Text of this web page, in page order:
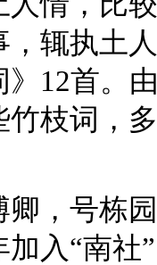
辄执土
12首。
枝词，
号栋园
入“南社